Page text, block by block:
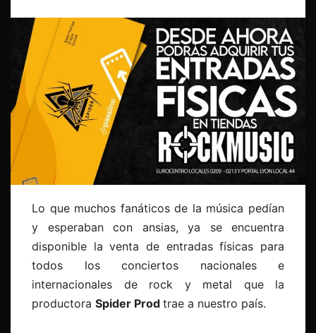
Lo que muchos fanáticos de la música pedían
y esperaban con ansias, ya se encuentra
disponible la venta de entradas físicas para
todos los conciertos nacionales e
internacionales de rock y metal que la
productora Spider Prod trae a nuestro país.